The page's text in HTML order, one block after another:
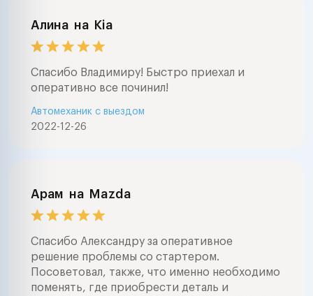
Алина на Kia
Спасибо Владимиру! Быстро приехал и
оперативно все починил!
2022-12-26
Автомеханик с выездом
Арам на Mazda
Спасибо Александру за оперативное
решение проблемы со стартером.
Посоветовал, также, что именно необходимо
поменять, где приобрести деталь и